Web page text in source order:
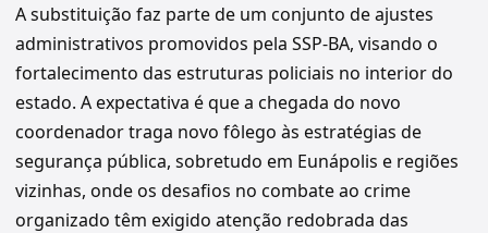
A substituição faz parte de um conjunto de ajustes
administrativos promovidos pela SSP-BA, visando o
fortalecimento das estruturas policiais no interior do
estado. A expectativa é que a chegada do novo
coordenador traga novo fôlego às estratégias de
segurança pública, sobretudo em Eunápolis e regiões
vizinhas, onde os desafios no combate ao crime
organizado têm exigido atenção redobrada das